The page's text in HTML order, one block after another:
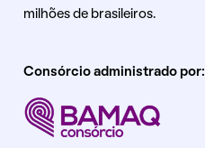
milhões de brasileiros.
Consórcio administrado por: